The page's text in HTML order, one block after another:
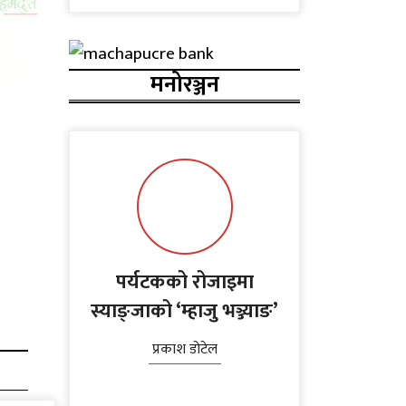
मनोरञ्जन
पर्यटकको रोजाइमा
स्याङ्जाको ‘म्हाजु भञ्ज्याङ’
प्रकाश डोटेल